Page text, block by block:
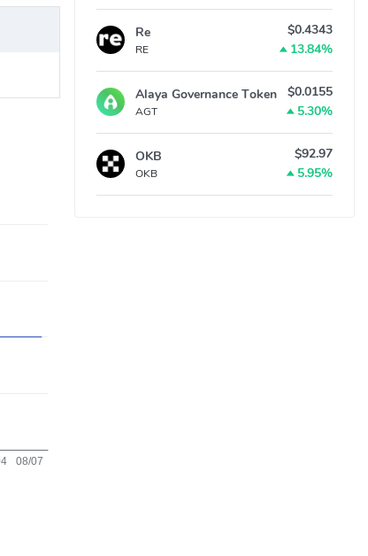
Re
RE
$0.4343
13.84%
Alaya Governance Token
AGT
$0.0155
5.30%
OKB
OKB
$92.97
5.95%